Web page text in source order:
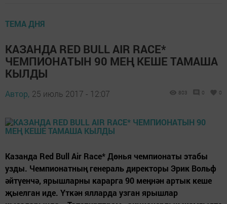
ТЕМА ДНЯ
КАЗАНДА RED BULL AIR RACE*
ЧЕМПИОНАТЫН 90 МЕҢ КЕШЕ ТАМАША
КЫЛДЫ
Автор, 25 июль 2017 - 12:07 803 0 0
Казанда Red Bull Air Race* Дөнья чемпионаты этабы
узды. Чемпионатның генераль директоры Эрик Вольф
әйтүенчә, ярышларны карарга 90 меңнән артык кеше
җыелган иде. Үткән ялларда узган ярышлар